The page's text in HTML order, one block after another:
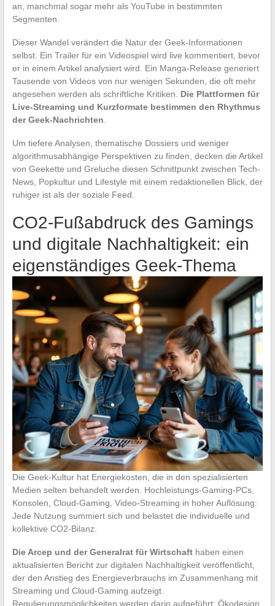
an, manchmal sogar mehr als YouTube in bestimmten
Segmenten.
Dieser Wandel verändert die Natur der Geek-Informationen
selbst. Ein Trailer für ein Videospiel wird live kommentiert, bevor
er in einem Artikel analysiert wird. Ein Manga-Release generiert
Tausende von Videos von nur wenigen Sekunden, die oft mehr
angesehen werden als schriftliche Kritiken. Die Plattformen für
Live-Streaming und Kurzformate bestimmen den Rhythmus
der Geek-Nachrichten
Um tiefere Analysen, thematische Dossiers und weniger
algorithmusabhängige Perspektiven zu finden, decken die Artikel
von Geekette und Greluche diesen Schnittpunkt zwischen Tech-
News, Popkultur und Lifestyle mit einem redaktionellen Blick, der
ruhiger ist als der soziale Feed.
CO2-Fußabdruck des Gamings
und digitale Nachhaltigkeit: ein
eigenständiges Geek-Thema
Die Geek-Kultur hat Energiekosten, die in den spezialisierten
Medien selten behandelt werden. Hochleistungs-Gaming-PCs,
Konsolen, Cloud-Gaming, Video-Streaming in hoher Auflösung:
Jede Nutzung summiert sich und belastet die individuelle und
kollektive CO2-Bilanz.
Die Arcep und der Generalrat für Wirtschafthaben einen
aktualisierten Bericht zur digitalen Nachhaltigkeit veröffentlicht,
der den Anstieg des Energieverbrauchs im Zusammenhang mit
Streaming und Cloud-Gaming aufzeigt.
Regulierungsmöglichkeiten werden darin aufgeführt: Ökodesign